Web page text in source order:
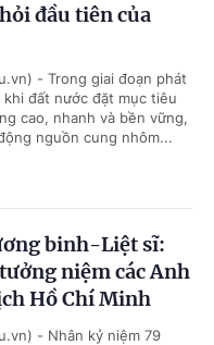
đầu tiên của
- Trong giai đoạn phát
đất nước đặt mục tiêu
cao, nhanh và bền vững,
nguồn cung nhôm...
binh-Liệt sĩ:
niệm các Anh
Hồ Chí Minh
- Nhân kỷ niệm 79